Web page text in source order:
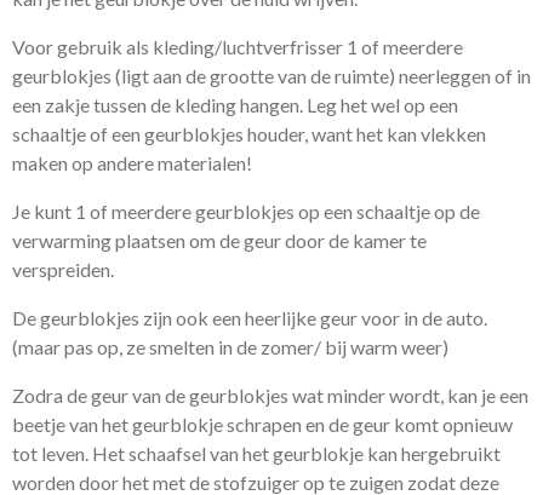
Voor gebruik als kleding/luchtverfrisser 1 of meerdere
geurblokjes (ligt aan de grootte van de ruimte) neerleggen of in
een zakje tussen de kleding hangen. Leg het wel op een
schaaltje of een geurblokjes houder, want het kan vlekken
maken op andere materialen!
Je kunt 1 of meerdere geurblokjes op een schaaltje op de
verwarming plaatsen om de geur door de kamer te
verspreiden.
De geurblokjes zijn ook een heerlijke geur voor in de auto.
(maar pas op, ze smelten in de zomer/ bij warm weer)
Zodra de geur van de geurblokjes wat minder wordt, kan je een
beetje van het geurblokje schrapen en de geur komt opnieuw
tot leven. Het schaafsel van het geurblokje kan hergebruikt
worden door het met de stofzuiger op te zuigen zodat deze